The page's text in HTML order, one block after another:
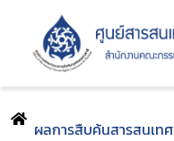
ผลการสืบค้นสารสนเทศ